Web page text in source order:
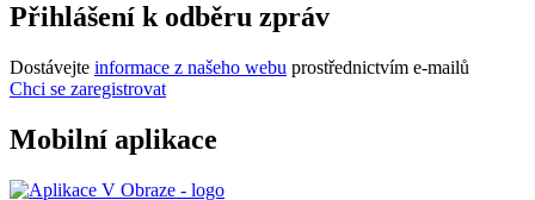
Přihlášení k odběru zpráv
Dostávejte informace z našeho webu prostřednictvím e-mailů
Chci se zaregistrovat
Mobilní aplikace